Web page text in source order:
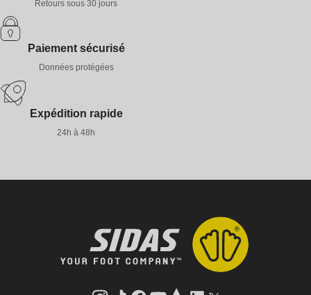
Associez vos produits en promotion à d’autres équipements Sidas
Retours sous 30 jours
Paiement sécurisé
Données protégées
Expédition rapide
24h à 48h